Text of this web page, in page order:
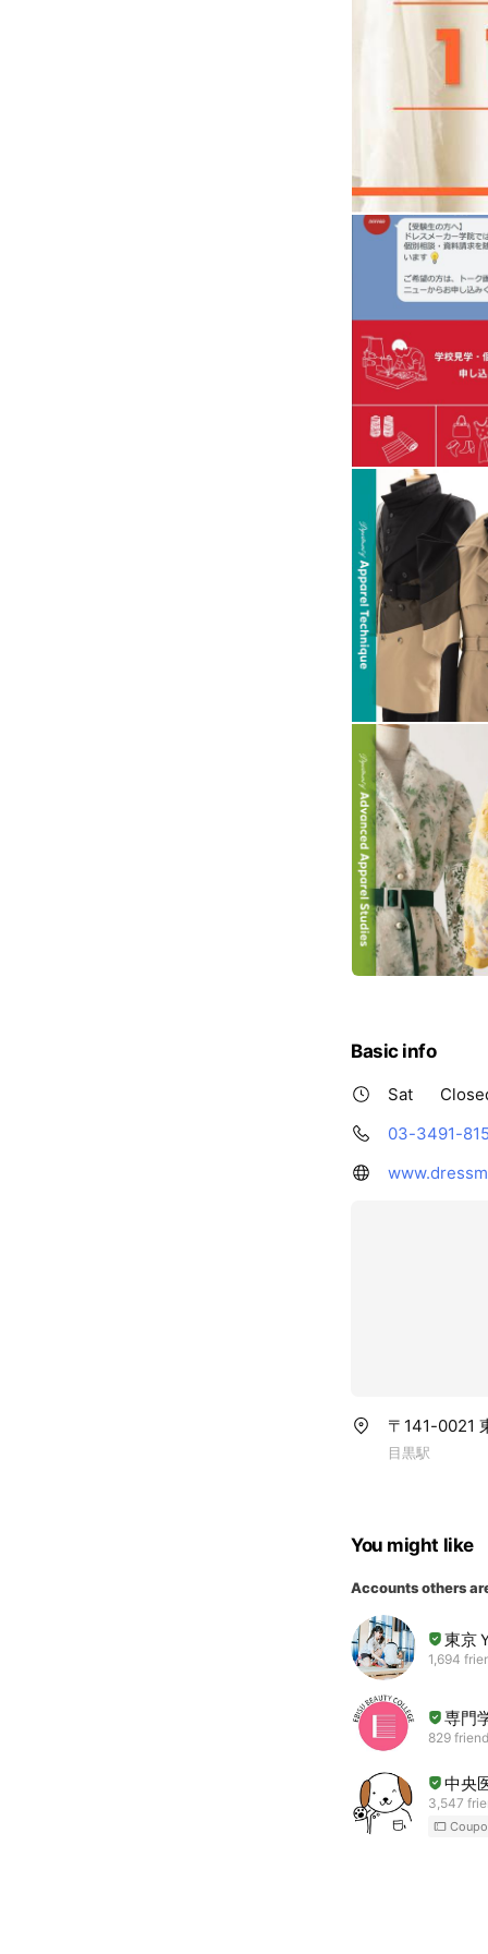
Basic info
Sat
03-3491-
〒141-0021
目黒駅
You might like
Accounts others
東京
1,694
専門
829
中央
3,547